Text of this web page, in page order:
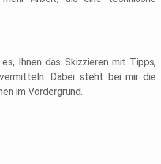
Ihnen das Skizzieren mit Tipps,
Dabei steht bei mir die
im Vordergrund.